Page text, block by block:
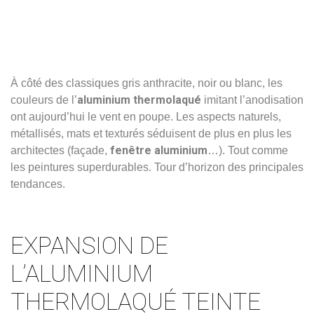
À côté des classiques gris anthracite, noir ou blanc, les
couleurs de l’aluminium thermolaqué imitant l’anodisation
ont aujourd’hui le vent en poupe. Les aspects naturels,
métallisés, mats et texturés séduisent de plus en plus les
architectes (façade, fenêtre aluminium…). Tout comme
les peintures superdurables. Tour d’horizon des principales
tendances.
EXPANSION DE
L’ALUMINIUM
THERMOLAQUÉ TEINTE